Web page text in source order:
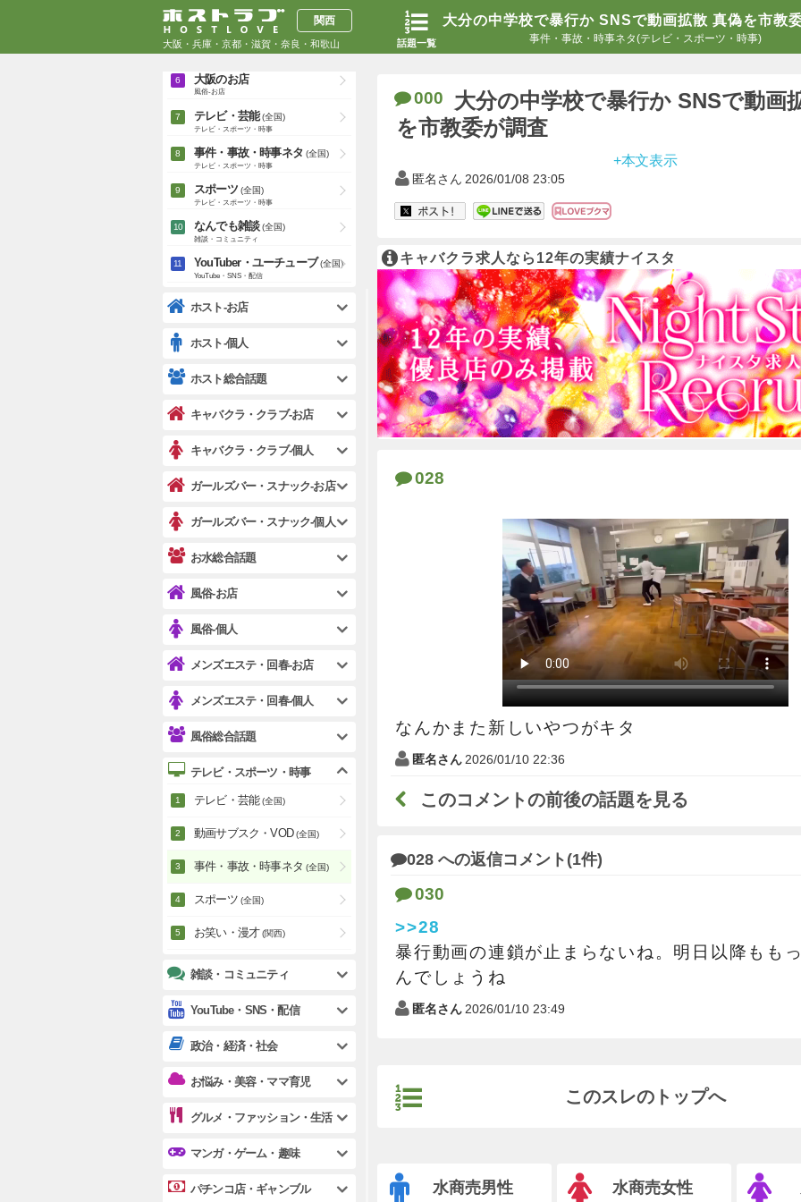
大分の中学校で暴行か SNSで動画拡散 真偽を市教
事件・事故・時事ネタ(テレビ・スポーツ・時事)
話題一覧
関西
大阪・兵庫・京都・滋賀・奈良・和歌山
000
大分の中学校で暴行か SNSで動画
を市教委が調査
+本文表示
匿名さん 2026/01/08 23:05
キャバクラ求人なら12年の実績ナイスタ
028
なんかまた新しいやつがキタ
匿名さん 2026/01/10 22:36
このコメントの前後の話題を見る
028 への返信コメント(1件)
030
>>28
暴行動画の連鎖が止まらないね。明日以降もも
んでしょうね
匿名さん 2026/01/10 23:49
このスレのトップへ
水商売男性 水商売女性
大阪のお店
キャバクラ・クラブ-お店
大阪の個人
キャバクラ・クラブ-個人
大阪のお店
風俗-お店
テレビ・芸能 (全国)
テレビ・スポーツ・時事
事件・事故・時事ネタ (全国)
テレビ・スポーツ・時事
スポーツ (全国)
テレビ・スポーツ・時事
なんでも雑談 (全国)
雑談・コミュニティ
YouTuber・ユーチューブ (全国)
YouTube・SNS・配信
ホスト-お店
ホスト-個人
ホスト総合話題
キャバクラ・クラブ-お店
キャバクラ・クラブ-個人
ガールズバー・スナック-お店
ガールズバー・スナック-個人
お水総合話題
風俗-お店
風俗-個人
メンズエステ・回春-お店
メンズエステ・回春-個人
風俗総合話題
テレビ・スポーツ・時事
テレビ・芸能 (全国)
動画サブスク・VOD (全国)
事件・事故・時事ネタ (全国)
スポーツ (全国)
お笑い・漫才 (関西)
雑談・コミュニティ
YouTube・SNS・配信
政治・経済・社会
お悩み・美容・ママ育児
グルメ・ファッション・生活
マンガ・ゲーム・趣味
パチンコ店・ギャンブル